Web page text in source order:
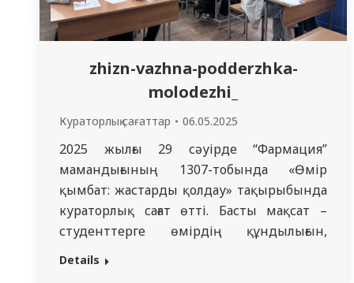
zhizn-vazhna-podderzhka-
molodezhi_
Кураторлық сағаттар 06.05.2025
2025 жылғы 29 сәуірде “Фармация”
мамандығының 1307-тобында «Өмір
қымбат: жастарды қолдау» тақырыбында
кураторлық сағат өтті. Басты мақсат –
студенттерге өмірдің құндылығын,
психологиялық саулықтың маңызын
Details